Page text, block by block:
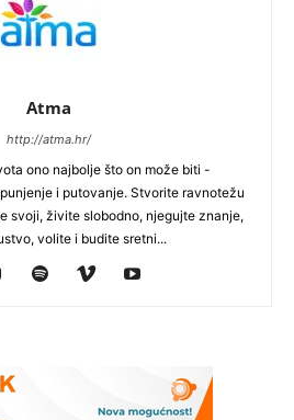
Atma
http://atma.hr/
ono najbolje što on može biti -
i putovanje. Stvorite ravnotežu
svoji, živite slobodno, njegujte znanje,
volite i budite sretni...